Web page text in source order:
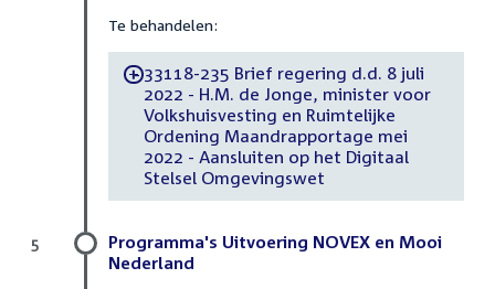
Te behandelen:
-33118-235 Brief regering d.d. 8 juli
2022 - H.M. de Jonge, minister voor
Volkshuisvesting en Ruimtelijke
Ordening Maandrapportage mei
2022 - Aansluiten op het Digitaal
Stelsel Omgevingswet
Programma's Uitvoering NOVEX en Mooi
Nederland
5